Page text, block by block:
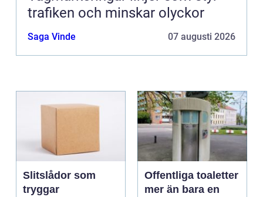
trafiken och minskar olyckor
Saga Vinde 07 augusti 2026
Slitslådor som
tryggar
Offentliga toaletter
mer än bara en